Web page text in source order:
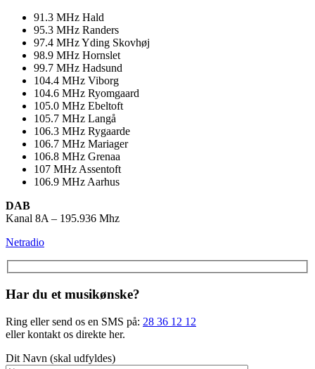
91.3 MHz Hald
95.3 MHz Randers
97.4 MHzYding Skovhøj
98.9 MHz Hornslet
99.7 MHz Hadsund
104.4 MHz Viborg
104.6 MHz Ryomgaard
105.0 MHz Ebeltoft
105.7 MHz Langå
106.3 MHz Rygaarde
106.7 MHz Mariager
106.8 MHz Grenaa
107 MHz Assentoft
106.9 MHz Aarhus
DAB
Kanal 8A – 195.936 Mhz
Netradio
Har du et musikønske?
Ring eller send os en SMS på: 28 36 12 12
eller kontakt os direkte her.
Dit Navn (skal udfyldes)